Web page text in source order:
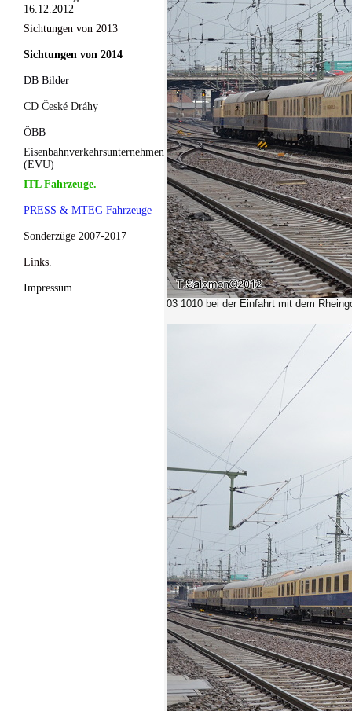
16.12.2012
Sichtungen von 2013
Sichtungen von 2014
DB Bilder
CD České Dráhy
ÖBB
Eisenbahnverkehrsunternehmen
(EVU)
ITL Fahrzeuge.
PRESS & MTEG Fahrzeuge
Sonderzüge 2007-2017
Links.
Impressum
03 1010 bei der Einfahrt mit dem